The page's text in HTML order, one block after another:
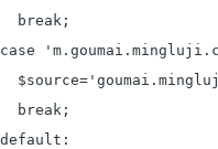
  break;
case
  break;
default: